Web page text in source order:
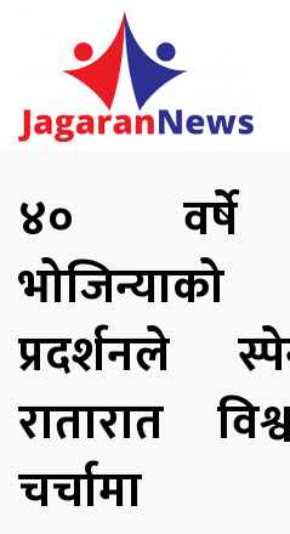
४० वर्षे
प्रदर्शनले
रातारात
चर्चामा